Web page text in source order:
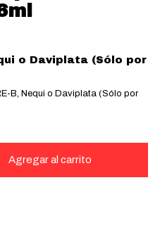
o Daviplata (Sólo por
B, Nequi o Daviplata (Sólo por